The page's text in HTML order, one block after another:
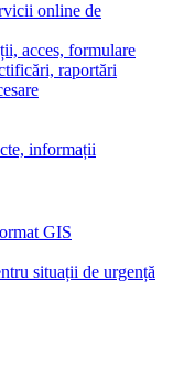
online de
acces, formulare
raportări
informații
GIS
situații de urgență